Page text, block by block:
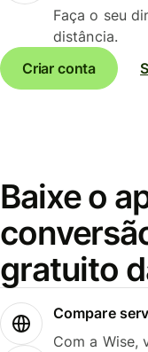
Faça o seu
distância.
Criar conta
Baixe o
gratuito
Compare
Com a Wise,